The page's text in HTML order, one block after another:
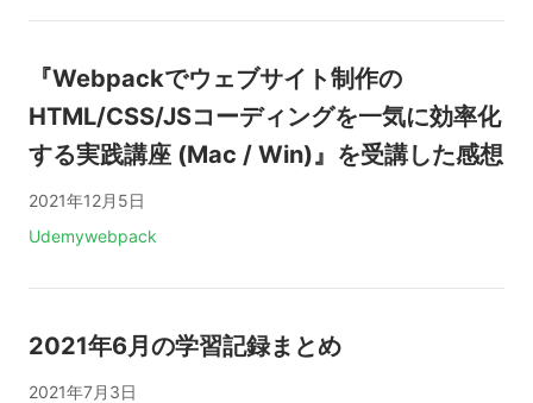
『Webpackでウェブサイト制作の
HTML/CSS/JSコーディングを一気に効率化
する実践講座 (Mac / Win)』を受講した感想
2021年12月5日
タグ:
Udemywebpack
2021年6月の学習記録まとめ
2021年7月3日